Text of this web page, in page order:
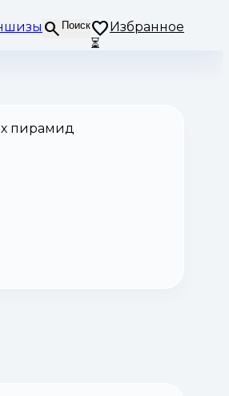
Поиск
Избранное
⏳
пирамид